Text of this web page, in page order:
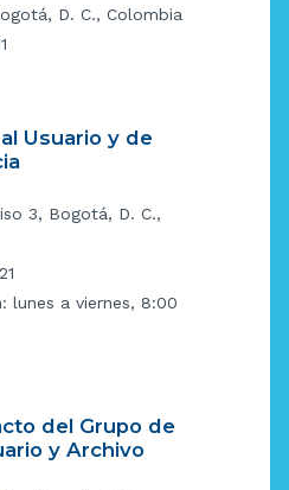
D. C., Colombia
Usuario y de
3, Bogotá, D. C.,
lunes a viernes, 8:00
del Grupo de
y Archivo